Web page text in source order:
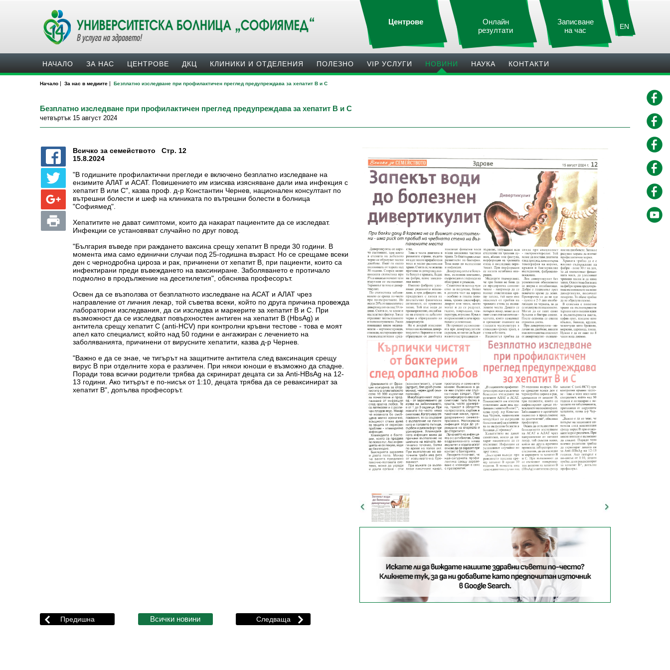
EN
Записване
на час
Онлайн
резултати
Центрове
НАЧАЛО ЗА НАС ЦЕНТРОВЕ ДКЦ КЛИНИКИ И ОТДЕЛЕНИЯ ПОЛЕЗНO VIP УСЛУГИ НОВИНИ НАУКА КОНТАКТИ
Начало | За нас в медиите | Безплатно изследване при профилактичен преглед предупреждава за хепатит В и С
Безплатно изследване при профилактичен преглед предупреждава за хепатит В и С
четвъртък 15 август 2024
Всичко за семейството Стр. 12
15.8.2024
"В годишните профилактични прегледи е включено безплатно изследване на
ензимите АЛАТ и АСАТ. Повишението им изисква изясняване дали има инфекция с
хепатит В или С", казва проф. д-р Константин Чернев, национален консултант по
вътрешни болести и шеф на клиниката по вътрешни болести в болница
"Софиямед".
Хепатитите не дават симптоми, които да накарат пациентите да се изследват.
Инфекции се установяват случайно по друг повод.
"България въведе при раждането ваксина срещу хепатит В преди 30 години. В
момента има само единични случаи под 25-годишна възраст. Но се срещаме всеки
ден с чернодробна цироза и рак, причинени от хепатит В, при пациенти, които са
инфектирани преди въвеждането на ваксиниране. Заболяването е протичало
подмолно в продължение на десетилетия", обяснява професорът.
Освен да се възползва от безплатното изследване на АСАТ и АЛАТ чрез
направление от личния лекар, той съветва всеки, който по друга причина провежда
лабораторни изследвания, да си изследва и маркерите за хепатит В и С. При
възможност да се изследват повърхностен антиген на хепатит В (HbsAg) и
антитела срещу хепатит С (anti-HCV) при контролни кръвни тестове - това е моят
апел като специалист, който над 50 години е ангажиран с лечението на
заболяванията, причинени от вирусните хепатити, казва д-р Чернев.
"Важно е да се знае, че тигърът на защитните антитела след ваксинация срещу
вирус В при отделните хора е различен. При някои юноши е възможно да спадне.
Поради това всички родители трябва да скринират децата си за Anti-HBsAg на 12-
13 години. Ако титърът е по-нисък от 1:10, децата трябва да се реваксинират за
хепатит В", допълва професорът.